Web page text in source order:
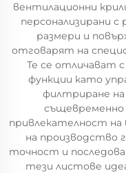
вентилационни
персонализирани
размери и
отговарят на
Те се отличават
функции като
филтриране
същевременно
привлекателност
на производство
точност и
тези листове